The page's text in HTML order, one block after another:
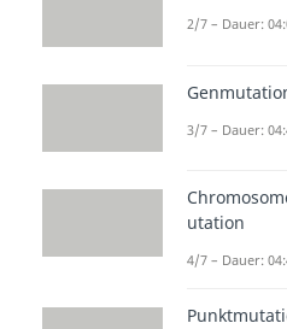
Eine Base
eineN-
Bindung
der
verstehen.
Eine Base
2/7 – Dauer:
3/7 – Dauer:
utation
4/7 – Dauer: